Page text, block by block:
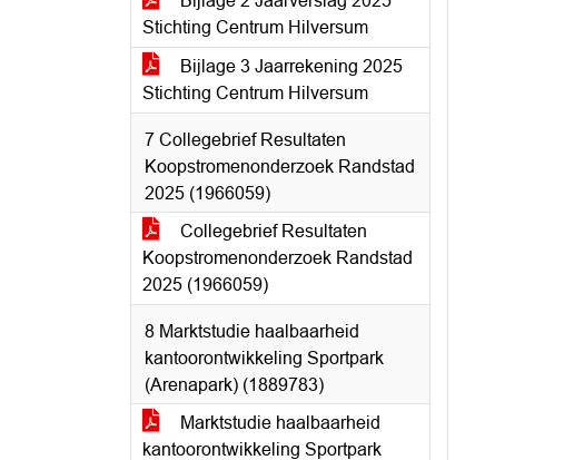
Stichting Centrum Hilversum
Bijlage 3 Jaarrekening 2025
Stichting Centrum Hilversum
7 Collegebrief Resultaten
Koopstromenonderzoek Randstad
2025 (1966059)
Collegebrief Resultaten
Koopstromenonderzoek Randstad
2025 (1966059)
8 Marktstudie haalbaarheid
kantoorontwikkeling Sportpark
(Arenapark) (1889783)
Marktstudie haalbaarheid
kantoorontwikkeling Sportpark